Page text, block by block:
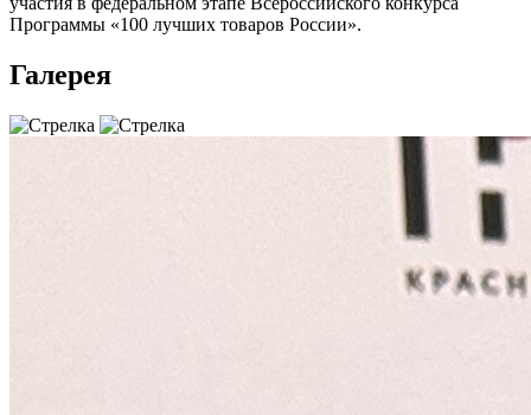
Программы «100 лучших товаров России».
Галерея